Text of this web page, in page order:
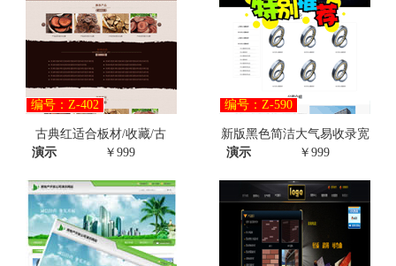
编号：Z-402
古典红适合板材/收藏/古
演示
￥999
编号：Z-590
新版黑色简洁大气易收录宽
演示
￥999